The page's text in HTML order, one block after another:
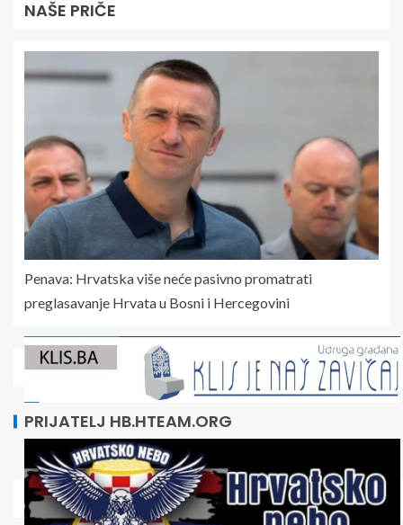
NAŠE PRIČE
Penava: Hrvatska više neće pasivno promatrati
preglasavanje Hrvata u Bosni i Hercegovini
PRIJATELJ HB.HTEAM.ORG